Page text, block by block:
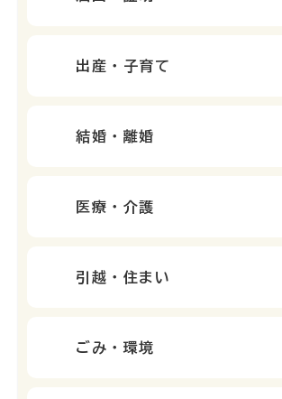
出産・子育て
結婚・離婚
医療・介護
引越・住まい
ごみ・環境